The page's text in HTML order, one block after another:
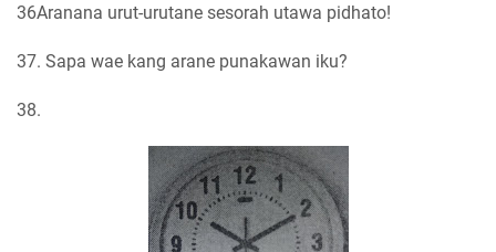
36Aranana urut-urutane sesorah utawa pidhato!
37. Sapa wae kang arane punakawan iku?
38.